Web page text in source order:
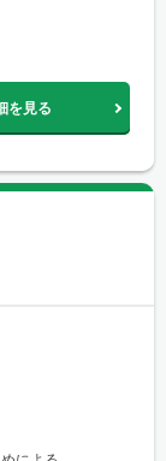
を見る